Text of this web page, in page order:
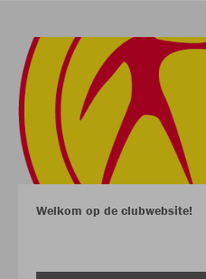
Welkom op de clubwebsite!